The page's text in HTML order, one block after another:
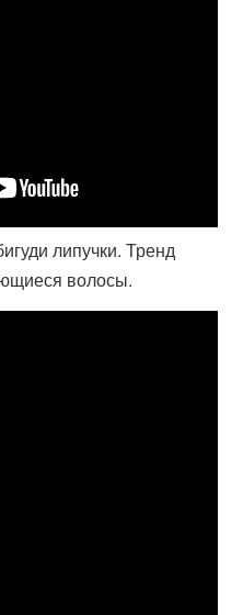
липучки. Тренд
волосы.